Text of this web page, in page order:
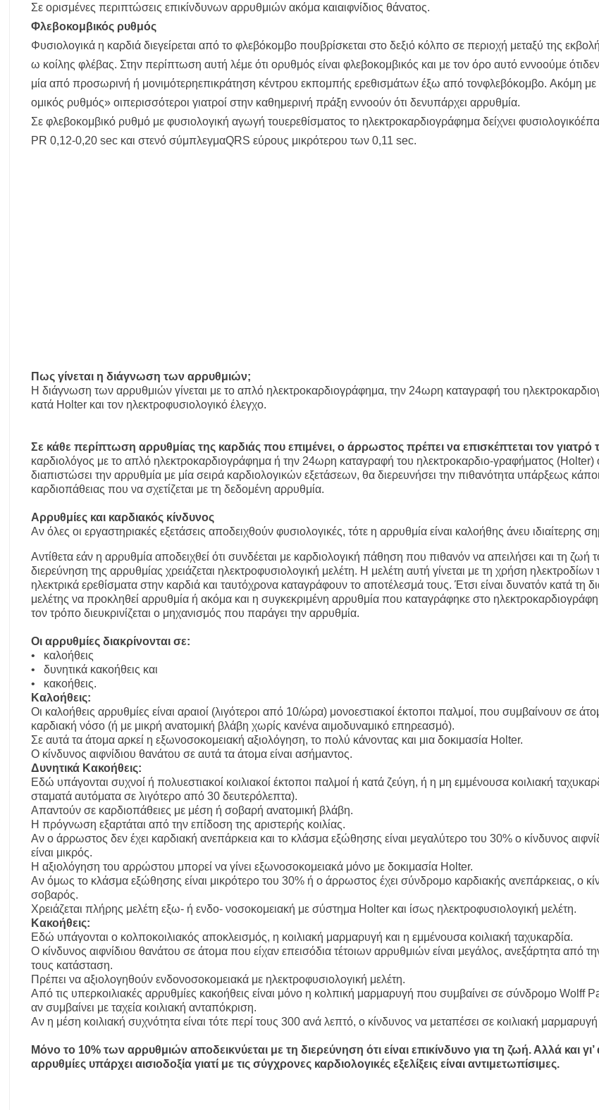
Σε ορισμένες περιπτώσεις επικίνδυνων αρρυθμιών ακόμα καιαιφνίδιος θάνατος.
Φλεβοκομβικός ρυθμός
Φυσιολογικά η καρδιά διεγείρεται από το φλεβόκομβο πουβρίσκεται στο δεξιό κόλπο σε περιοχή μεταξύ της
ω κοίλης φλέβας. Στην περίπτωση αυτή λέμε ότι ορυθμός είναι φλεβοκομβικός και με τον όρο αυτό εννοούμε
μία από προσωρινή ή μονιμότερηεπικράτηση κέντρου εκπομπής ερεθισμάτων έξω από τονφλεβόκομβο. Ακόμη
ομικός ρυθμός» οιπερισσότεροι γιατροί στην καθημερινή πράξη εννοούν ότι δενυπάρχει αρρυθμία.
Σε φλεβοκομβικό ρυθμό με φυσιολογική αγωγή τουερεθίσματος το ηλεκτροκαρδιογράφημα δείχνει
PR 0,12-0,20 sec και στενό σύμπλεγμαQRS εύρους μικρότερου των 0,11 sec.
Πως γίνεται η διάγνωση των αρρυθμιών;
Η διάγνωση των αρρυθμιών γίνεται με το απλό ηλεκτροκαρδιογράφημα, την 24ωρη καταγραφή του
κατά Hοlter και τον ηλεκτροφυσιολογικό έλεγχο.
Σε κάθε περίπτωση αρρυθμίας της καρδιάς που επιμένει, ο άρρωστος πρέπει να επισκέπτεται τον γιατρό
καρδιολόγος με το απλό ηλεκτροκαρδιογράφημα ή την 24ωρη καταγραφή του ηλεκτροκαρδιο-γραφήματος (Ηοlter)
διαπιστώσει την αρρυθμία με μία σειρά καρδιολογικών εξετάσεων, θα διερευνήσει την πιθανότητα υπάρξεως
καρδιοπάθειας που να σχετίζεται με τη δεδομένη αρρυθμία.
Αρρυθμίες και καρδιακός κίνδυνος
Αν όλες οι εργαστηριακές εξετάσεις αποδειχθούν φυσιολογικές, τότε η αρρυθμία είναι καλοήθης άνευ ιδιαίτερης
Αντίθετα εάν η αρρυθμία αποδειχθεί ότι συνδέεται με καρδιολογική πάθηση που πιθανόν να απειλήσει και τη ζωή
διερεύνηση της αρρυθμίας χρειάζεται ηλεκτροφυσιολογική μελέτη. Η μελέτη αυτή γίνεται με τη χρήση ηλεκτροδίων
ηλεκτρικά ερεθίσματα στην καρδιά και ταυτόχρονα καταγράφουν το αποτέλεσμά τους. Έτσι είναι δυνατόν κατά τη
μελέτης να προκληθεί αρρυθμία ή ακόμα και η συγκεκριμένη αρρυθμία που καταγράφηκε στο
τον τρόπο διευκρινίζεται ο μηχανισμός που παράγει την αρρυθμία.
Οι αρρυθμίες διακρίνονται σε:
• καλοήθεις
• δυνητικά κακοήθεις και
• κακοήθεις.
Καλοήθεις:
Οι καλοήθεις αρρυθμίες είναι αραιοί (λιγότεροι από 10/ώρα) μονοεστιακοί έκτοποι παλμοί, που συμβαίνουν σε
καρδιακή νόσο (ή με μικρή ανατομική βλάβη χωρίς κανένα αιμοδυναμικό επηρεασμό).
Σε αυτά τα άτομα αρκεί η εξωνοσοκομειακή αξιολόγηση, το πολύ κάνοντας και μια δοκιμασία Holter.
Ο κίνδυνος αιφνίδιου θανάτου σε αυτά τα άτομα είναι ασήμαντος.
Δυνητικά Κακοήθεις:
Εδώ υπάγονται συχνοί ή πολυεστιακοί κοιλιακοί έκτοποι παλμοί ή κατά ζεύγη, ή η μη εμμένουσα κοιλιακή
σταματά αυτόματα σε λιγότερο από 30 δευτερόλεπτα).
Απαντούν σε καρδιοπάθειες με μέση ή σοβαρή ανατομική βλάβη.
Η πρόγνωση εξαρτάται από την επίδοση της αριστερής κοιλίας.
Αν ο άρρωστος δεν έχει καρδιακή ανεπάρκεια και το κλάσμα εξώθησης είναι μεγαλύτερο του 30% ο κίνδυνος
είναι μικρός.
Η αξιολόγηση του αρρώστου μπορεί να γίνει εξωνοσοκομειακά μόνο με δοκιμασία Holter.
Αν όμως το κλάσμα εξώθησης είναι μικρότερο του 30% ή ο άρρωστος έχει σύνδρομο καρδιακής ανεπάρκειας, ο
σοβαρός.
Χρειάζεται πλήρης μελέτη εξω- ή ενδο- νοσοκομειακή με σύστημα Holter και ίσως ηλεκτροφυσιολογική μελέτη.
Κακοήθεις:
Εδώ υπάγονται ο κολποκοιλιακός αποκλεισμός, η κοιλιακή μαρμαρυγή και η εμμένουσα κοιλιακή ταχυκαρδία.
Ο κίνδυνος αιφνίδιου θανάτου σε άτομα που είχαν επεισόδια τέτοιων αρρυθμιών είναι μεγάλος, ανεξάρτητα από
τους κατάσταση.
Πρέπει να αξιολογηθούν ενδονοσοκομειακά με ηλεκτροφυσιολογική μελέτη.
Από τις υπερκοιλιακές αρρυθμίες κακοήθεις είναι μόνο η κολπική μαρμαρυγή που συμβαίνει σε σύνδρομο Wolff
αν συμβαίνει με ταχεία κοιλιακή ανταπόκριση.
Αν η μέση κοιλιακή συχνότητα είναι τότε περί τους 300 ανά λεπτό, ο κίνδυνος να μεταπέσει σε κοιλιακή μαρμαρυγή
Μόνο το 10% των αρρυθμιών αποδεικνύεται με τη διερεύνηση ότι είναι επικίνδυνο για τη ζωή. Αλλά και γι’
αρρυθμίες υπάρχει αισιοδοξία γιατί με τις σύγχρονες καρδιολογικές εξελίξεις είναι αντιμετωπίσιμες.